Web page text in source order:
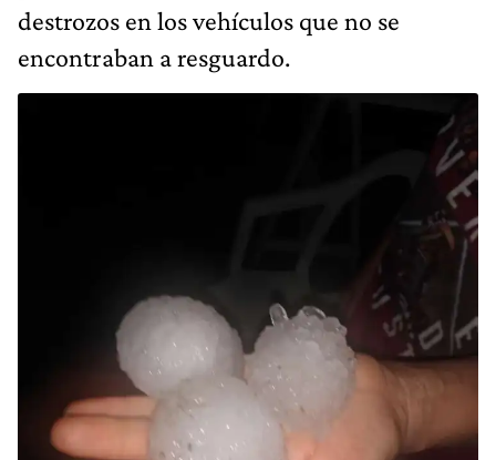
destrozos en los vehículos que no se
encontraban a resguardo.